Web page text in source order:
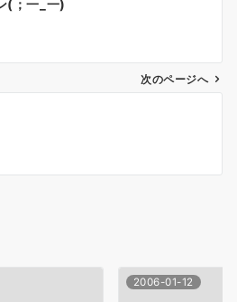
(；一_一)
次のページへ
2006-01-12